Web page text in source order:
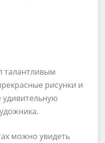
рисунки и
можно увидеть